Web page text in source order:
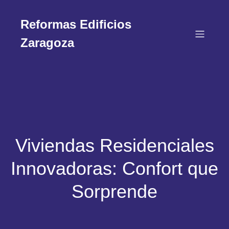
Reformas Edificios
Zaragoza
Viviendas Residenciales
Innovadoras: Confort que
Sorprende